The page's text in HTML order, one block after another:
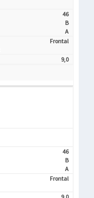
46
B
A
Frontal
9,0
46
B
A
Frontal